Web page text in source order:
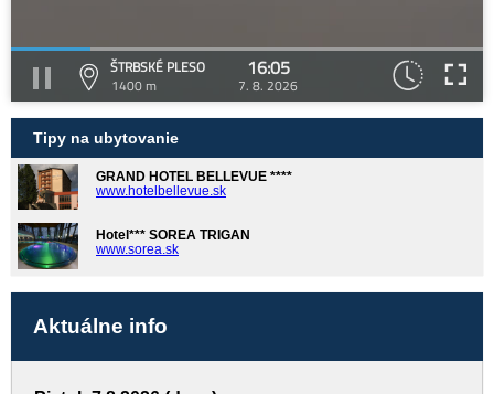
ŠTRBSKÉ PLESO
1400 m
16:05
7. 8. 2026
Tipy na ubytovanie
GRAND HOTEL BELLEVUE ****
www.hotelbellevue.sk
Hotel*** SOREA TRIGAN
www.sorea.sk
Aktuálne info